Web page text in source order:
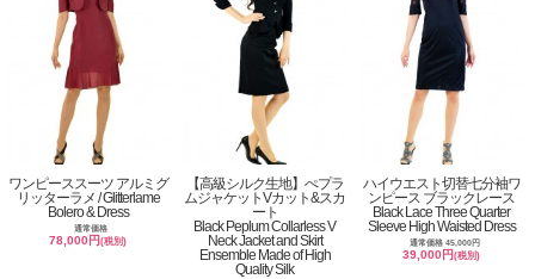
ワンピーススーツ アルミグ
リッターラメ / Glitterlame
Bolero & Dress
通常価格
78,000円(税別)
【高級シルク生地】ぺプラ
ムジャケットVカット&スカ
ート
Black Peplum Collarless V
Neck Jacket and Skirt
Ensemble Made of High
Quality Silk
ハイウエスト切替七分袖ワ
ンピース ブラックレース
Black Lace Three Quarter
Sleeve High Waisted Dress
通常価格 45,000円
39,000円(税別)